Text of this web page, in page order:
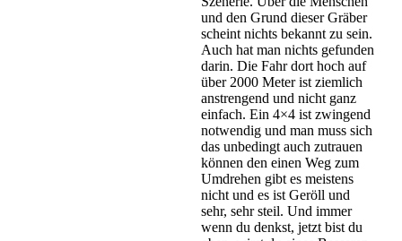
und den Grund dieser Gräber
scheint nichts bekannt zu sein.
Auch hat man nichts gefunden
darin. Die Fahr dort hoch auf
über 2000 Meter ist ziemlich
anstrengend und nicht ganz
einfach. Ein 4×4 ist zwingend
notwendig und man muss sich
das unbedingt auch zutrauen
können den einen Weg zum
Umdrehen gibt es meistens
nicht und es ist Geröll und
sehr, sehr steil. Und immer
wenn du denkst, jetzt bist du